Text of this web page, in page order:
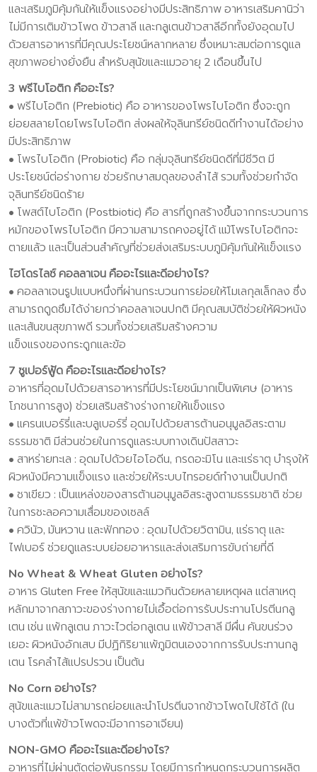
และเสริมภูมิคุ้มกันให้แข็งแรงอย่างมีประสิทธิภาพ อาหารเสริมคานิว่า
ไม่มีการเติมข้าวโพด ข้าวสาลี และกลูเตนข้าวสาลีอีกทั้งยังอุดมไป
ด้วยสารอาหารที่มีคุณประโยชน์หลากหลาย ซึ่งเหมาะสมต่อการดูแล
สุขภาพอย่างยั่งยืน สําหรับสุนัขและแมวอายุ 2 เดือนขึ้นไป
3 พรีไบโอติก คืออะไร?
• พรีไบโอติก (Prebiotic) คือ อาหารของโพรไบโอติก ซึ่งจะถูก
ย่อยสลายโดยโพรไบโอติก ส่งผลให้จุลินทรีย์ชนิดดีทำงานได้อย่าง
มีประสิทธิภาพ
• โพรไบโอติก (Probiotic) คือ กลุ่มจุลินทรีย์ชนิดดีที่มีชีวิต มี
ประโยชน์ต่อร่างกาย ช่วยรักษาสมดุลของลำไส้ รวมทั้งช่วยกำจัด
จุลินทรีย์ชนิดร้าย
• โพสต์ไบโอติก (Postbiotic) คือ สารที่ถูกสร้างขึ้นจากกระบวนการ
หมักของโพรไบโอติก มีความสามารถคงอยู่ได้ แม้โพรไบโอติกจะ
ตายแล้ว และเป็นส่วนสำคัญที่ช่วยส่งเสริมระบบภูมิคุ้มกันให้แข็งแรง
ไฮโดรไลซ์ คอลลาเจน คืออะไรและดีอย่างไร?
• คอลลาเจนรูปแบบหนึ่งที่ผ่านกระบวนการย่อยให้โมเลกุลเล็กลง ซึ่ง
สามารถดูดซึมได้ง่ายกว่าคอลลาเจนปกติ มีคุณสมบัติช่วยให้ผิวหนัง
และเส้นขนสุขภาพดี รวมทั้งช่วยเสริมสร้างความ
แข็งแรงของกระดูกและข้อ
7 ซูเปอร์ฟู้ด คืออะไรและดีอย่างไร?
อาหารที่อุดมไปด้วยสารอาหารที่มีประโยชน์มากเป็นพิเศษ (อาหาร
โภชนาการสูง) ช่วยเสริมสร้างร่างกายให้แข็งแรง
• แครนเบอร์รี่และบลูเบอร์รี่ อุดมไปด้วยสารต้านอนุมูลอิสระตาม
ธรรมชาติ มีส่วนช่วยในการดูแลระบบทางเดินปัสสาวะ
• สาหร่ายทะเล : อุดมไปด้วยไอโอดีน, กรดอะมิโน และแร่ธาตุ บํารุงให้
ผิวหนังมีความแข็งแรง และช่วยให้ระบบไทรอยด์ทํางานเป็นปกติ
• ชาเขียว : เป็นแหล่งของสารต้านอนุมูลอิสระสูงตามธรรมชาติ ช่วย
ในการชะลอความเสื่อมของเซลล์
• ควินัว, มันหวาน และฟักทอง : อุดมไปด้วยวิตามิน, แร่ธาตุ และ
ไฟเบอร์ ช่วยดูแลระบบย่อยอาหารและส่งเสริมการขับถ่ายที่ดี
No Wheat & Wheat Gluten อย่างไร?
อาหาร Gluten Free ให้สุนัขและแมวกินด้วยหลายเหตุผล แต่สาเหตุ
หลักมาจากสภาวะของร่างกายไม่เอื้อต่อการรับประทานโปรตีนกลู
เตน เช่น แพ้กลูเตน ภาวะไวต่อกลูเตน แพ้ข้าวสาลี มีผื่น คันขนร่วง
เยอะ ผิวหนังอักเสบ มีปฏิกิริยาแพ้ภูมิตนเองจากการรับประทานกลู
เตน โรคลําไส้แปรปรวน เป็นต้น
No Corn อย่างไร?
สุนัขและแมวไม่สามารถย่อยและนําโปรตีนจากข้าวโพดไปใช้ได้ (ใน
บางตัวที่แพ้ข้าวโพดจะมีอาการอาเจียน)
NON-GMO คืออะไรและดีอย่างไร?
อาหารที่ไม่ผ่านตัดต่อพันธุกรรม โดยมีการกําหนดกระบวนการผลิต